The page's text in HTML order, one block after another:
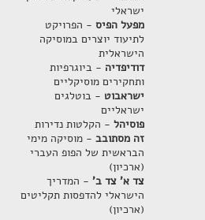
ישראלי
מפעל הפיס- הפרויקט
לתיעוד יוצרים במוסיקה
הישראלית
דודיפדיה - ביוגרפיות
ותחקירים מוסיקליים
ישראבוט - בוטלגים
ישראליים
פוסיהל- הקלטות נדירות
זה מסתובב- מוסיקה מימי
הבראשית של הפופ העברי
(ארכיון)
צד א' צד ב'- המדריך
הישראלי להדפסות תקליטים
(ארכיון)